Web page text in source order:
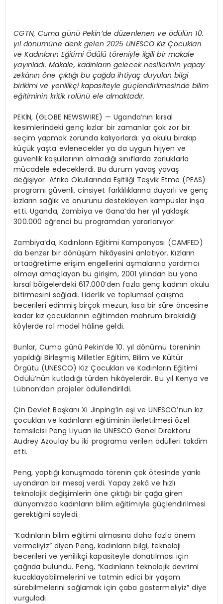
CGTN, Cuma günü Pekin’de düzenlenen ve ödülün 10.
yıl dönümüne denk gelen 2025 UNESCO Kız Çocukları
ve Kadınların Eğitimi Ödülü töreniyle ilgili bir makale
yayınladı. Makale, kadınların gelecek nesillerinin yapay
zekânın öne çıktığı bu çağda ihtiyaç duyulan bilgi
birikimi ve yenilikçi kapasiteyle güçlendirilmesinde bilim
eğitiminin kritik rolünü ele almaktadır.
PEKİN, (GLOBE NEWSWIRE) — Uganda’nın kırsal
kesimlerindeki genç kızlar bir zamanlar çok zor bir
seçim yapmak zorunda kalıyorlardı: ya okulu bırakıp
küçük yaşta evlenecekler ya da uygun hijyen ve
güvenlik koşullarının olmadığı sınıflarda zorluklarla
mücadele edeceklerdi. Bu durum yavaş yavaş
değişiyor. Afrika Okullarında Eşitliği Teşvik Etme (PEAS)
programı güvenli, cinsiyet farklılıklarına duyarlı ve genç
kızların sağlık ve onurunu destekleyen kampüsler inşa
etti. Uganda, Zambiya ve Gana’da her yıl yaklaşık
300.000 öğrenci bu programdan yararlanıyor.
Zambiya’da, Kadınların Eğitimi Kampanyası (CAMFED)
da benzer bir dönüşüm hikâyesini anlatıyor. Kızların
ortaöğretime erişim engellerini aşmalarına yardımcı
olmayı amaçlayan bu girişim, 2001 yılından bu yana
kırsal bölgelerdeki 617.000’den fazla genç kadının okulu
bitirmesini sağladı. Liderlik ve toplumsal çalışma
becerileri edinmiş birçok mezun, kısa bir süre öncesine
kadar kız çocuklarının eğitimden mahrum bırakıldığı
köylerde rol model hâline geldi.
Bunlar, Cuma günü Pekin’de 10. yıl dönümü töreninin
yapıldığı Birleşmiş Milletler Eğitim, Bilim ve Kültür
Örgütü (UNESCO) Kız Çocukları ve Kadınların Eğitimi
Ödülü’nün kutladığı türden hikâyelerdir. Bu yıl Kenya ve
Lübnan’dan projeler ödüllendirildi.
Çin Devlet Başkanı Xi Jinping’in eşi ve UNESCO’nun kız
çocukları ve kadınların eğitiminin ilerletilmesi özel
temsilcisi Peng Liyuan ile UNESCO Genel Direktörü
Audrey Azoulay bu iki programa verilen ödülleri takdim
etti.
Peng, yaptığı konuşmada törenin çok ötesinde yankı
uyandıran bir mesaj verdi. Yapay zekâ ve hızlı
teknolojik değişimlerin öne çıktığı bir çağa giren
dünyamızda kadınların bilim eğitimiyle güçlendirilmesi
gerektiğini söyledi.
“Kadınların bilim eğitimi almasına daha fazla önem
vermeliyiz” diyen Peng, kadınların bilgi, teknoloji
becerileri ve yenilikçi kapasiteyle donatılması için
çağrıda bulundu. Peng, “Kadınların teknolojik devrimi
kucaklayabilmelerini ve tatmin edici bir yaşam
sürebilmelerini sağlamak için çaba göstermeliyiz” diye
vurguladı.